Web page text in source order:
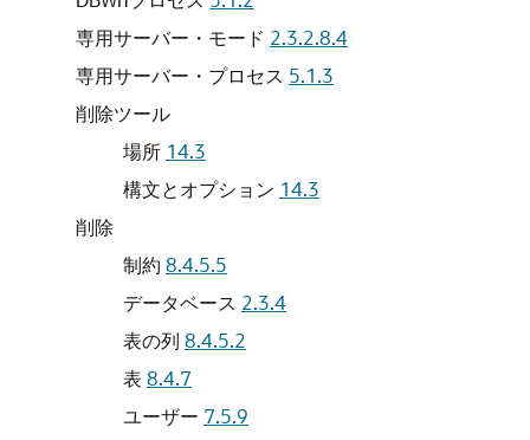
専用サーバー・モード 2.3.2.8.4
専用サーバー・プロセス 5.1.3
削除ツール
場所 14.3
構文とオプション 14.3
削除
制約 8.4.5.5
データベース 2.3.4
表の列 8.4.5.2
表 8.4.7
ユーザー 7.5.9